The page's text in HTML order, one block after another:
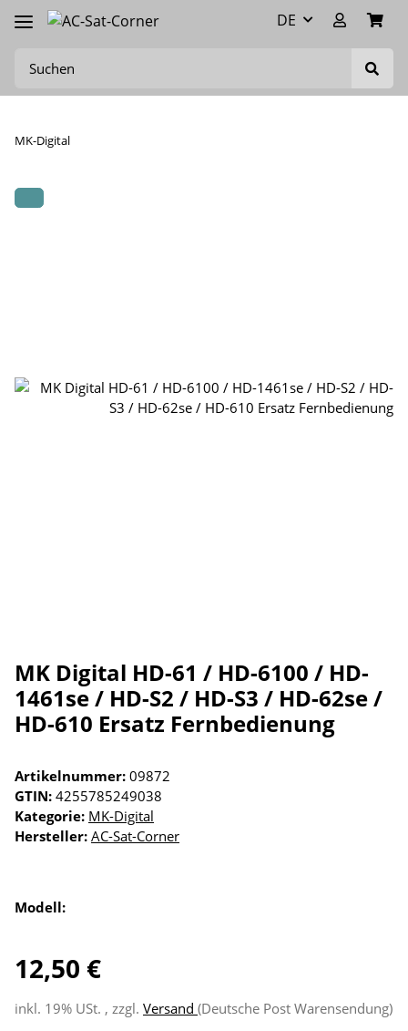
DE
MK-Digital
MK Digital HD-61 / HD-6100 / HD-
1461se / HD-S2 / HD-S3 / HD-62se /
HD-610 Ersatz Fernbedienung
Artikelnummer: 09872
GTIN: 4255785249038
Kategorie: MK-Digital
Hersteller: AC-Sat-Corner
Modell:
12,50 €
inkl. 19% USt. , zzgl. Versand (Deutsche Post Warensendung)